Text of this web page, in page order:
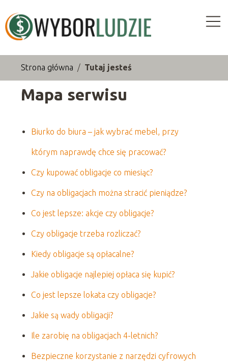
Strona główna / Tutaj jesteś
Mapa serwisu
Biurko do biura – jak wybrać mebel, przy
którym naprawdę chce się pracować?
Czy kupować obligacje co miesiąc?
Czy na obligacjach można stracić pieniądze?
Co jest lepsze: akcje czy obligacje?
Czy obligacje trzeba rozliczać?
Kiedy obligacje są opłacalne?
Jakie obligacje najlepiej opłaca się kupić?
Co jest lepsze lokata czy obligacje?
Jakie są wady obligacji?
Ile zarobię na obligacjach 4-letnich?
Bezpieczne korzystanie z narzędzi cyfrowych